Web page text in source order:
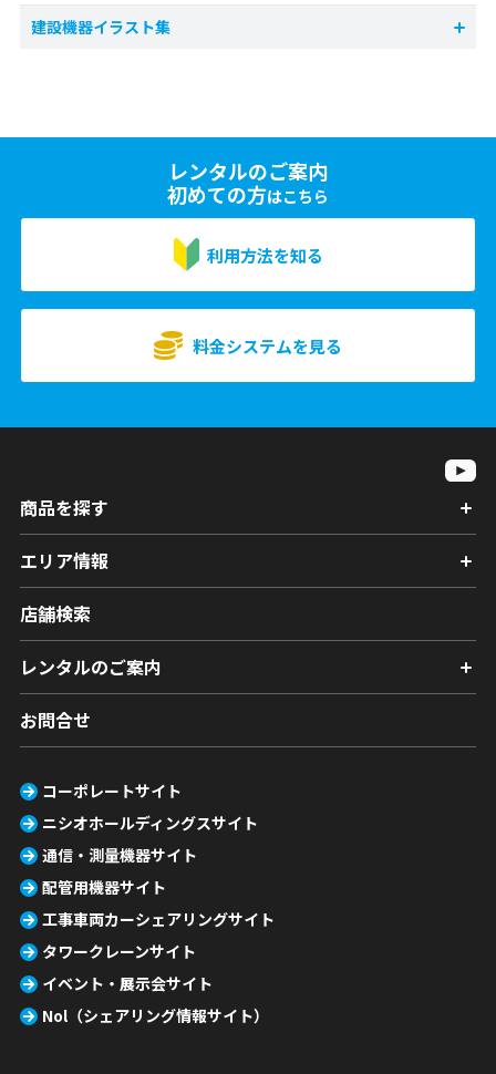
建設機器イラスト集
レンタルのご案内
初めての方はこちら
利用方法を知る
料金システムを見る
商品を探す
エリア情報
店舗検索
レンタルのご案内
お問合せ
コーポレートサイト
ニシオホールディングスサイト
通信・測量機器サイト
配管用機器サイト
工事車両カーシェアリングサイト
タワークレーンサイト
イベント・展示会サイト
Nol（シェアリング情報サイト）